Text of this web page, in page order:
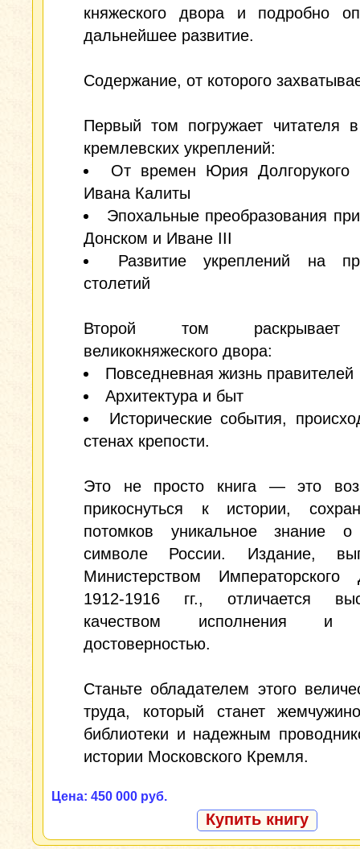
княжеского двора и подробно
дальнейшее развитие.
Содержание, от которого
Первый том погружает читателя
кремлевских укреплений:
От времен Юрия Долгорукого
Ивана Калиты
Эпохальные преобразования
Донском и Иване III
Развитие укреплений на
столетий
Второй том
великокняжеского двора:
Повседневная жизнь правителей
Архитектура и быт
Исторические события,
стенах крепости.
Это не просто книга — это
прикоснуться к истории,
потомков уникальное знание о
символе России. Издание,
Министерством
1912-1916 гг., отличается
качеством исполнения и
достоверностью.
Станьте обладателем этого
труда, который станет
библиотеки и надежным
истории Московского Кремля.
Цена: 450 000 руб.
Купить книгу